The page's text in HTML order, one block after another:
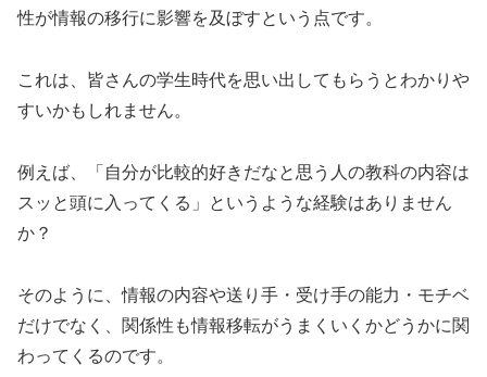
性が情報の移行に影響を及ぼすという点です。
これは、皆さんの学生時代を思い出してもらうとわかりや
すいかもしれません。
例えば、「自分が比較的好きだなと思う人の教科の内容は
スッと頭に入ってくる」というような経験はありません
か？
そのように、情報の内容や送り手・受け手の能力・モチベ
だけでなく、関係性も情報移転がうまくいくかどうかに関
わってくるのです。